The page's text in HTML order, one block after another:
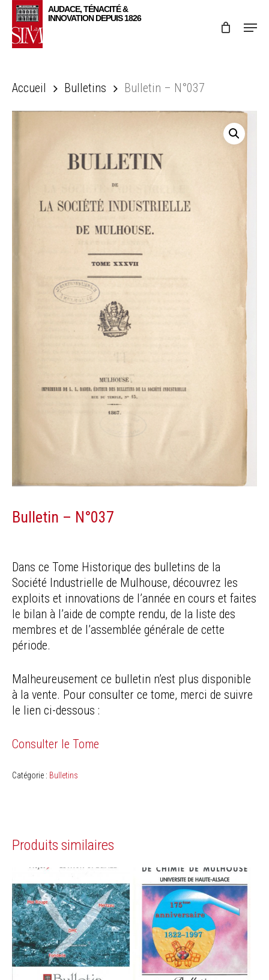
Skip
main
Menu
Accueil Bulletins Bulletin – N°037
Bulletin – N°037
Dans ce Tome Historique des bulletins de la
Société Industrielle de Mulhouse, découvrez les
exploits et innovations de l’année en cours et faites
le bilan à l’aide de compte rendu, de la liste des
membres et de l’assemblée générale de cette
période.
Malheureusement ce bulletin n’est plus disponible
à la vente. Pour consulter ce tome, merci de suivre
le lien ci-dessous :
Consulter le Tome
Catégorie : Bulletins
Produits similaires